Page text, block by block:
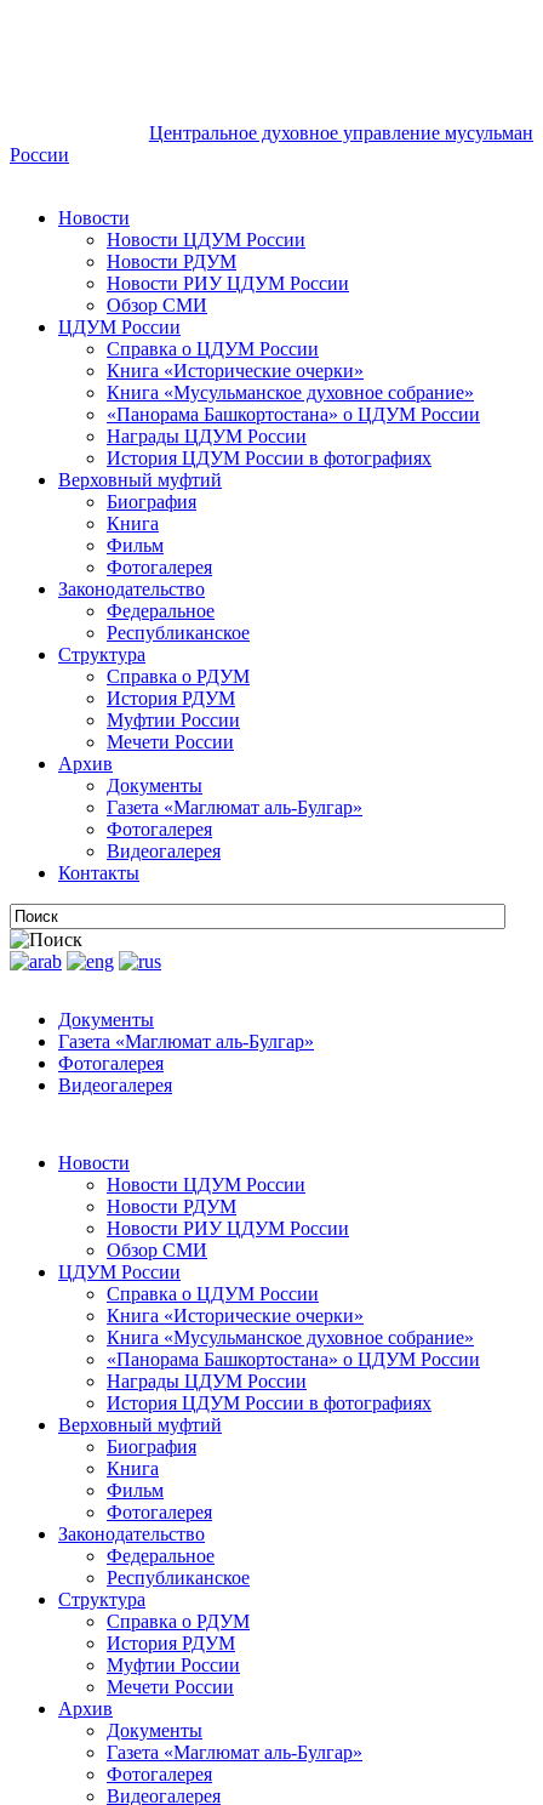
Центральное духовное управление мусульман
России
Новости
Новости ЦДУМ России
Новости РДУМ
Новости РИУ ЦДУМ России
Обзор СМИ
ЦДУМ России
Справка о ЦДУМ России
Книга «Исторические очерки»
Книга «Мусульманское духовное собрание»
«Панорама Башкортостана» о ЦДУМ России
Награды ЦДУМ России
История ЦДУМ России в фотографиях
Верховный муфтий
Биография
Книга
Фильм
Фотогалерея
Законодательство
Федеральное
Республиканское
Структура
Справка о РДУМ
История РДУМ
Муфтии России
Мечети России
Архив
Документы
Газета «Маглюмат аль-Булгар»
Фотогалерея
Видеогалерея
Контакты
Документы
Газета «Маглюмат аль-Булгар»
Фотогалерея
Видеогалерея
Новости
Новости ЦДУМ России
Новости РДУМ
Новости РИУ ЦДУМ России
Обзор СМИ
ЦДУМ России
Справка о ЦДУМ России
Книга «Исторические очерки»
Книга «Мусульманское духовное собрание»
«Панорама Башкортостана» о ЦДУМ России
Награды ЦДУМ России
История ЦДУМ России в фотографиях
Верховный муфтий
Биография
Книга
Фильм
Фотогалерея
Законодательство
Федеральное
Республиканское
Структура
Справка о РДУМ
История РДУМ
Муфтии России
Мечети России
Архив
Документы
Газета «Маглюмат аль-Булгар»
Фотогалерея
Видеогалерея